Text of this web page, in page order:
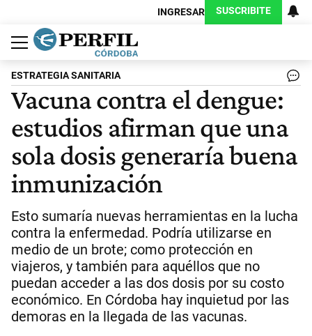
INGRESAR SUSCRIBITE
Política
Economía
Judiciales
Sociedad
Cultura
Espectáculos
Deportes
Protagonistas
ESTRATEGIA SANITARIA
Vacuna contra el dengue:
estudios afirman que una
sola dosis generaría buena
inmunización
Esto sumaría nuevas herramientas en la lucha
contra la enfermedad. Podría utilizarse en
medio de un brote; como protección en
viajeros, y también para aquéllos que no
puedan acceder a las dos dosis por su costo
económico. En Córdoba hay inquietud por las
demoras en la llegada de las vacunas.